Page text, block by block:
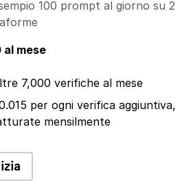
100 prompt al giorno su 2
al mese
7,000 verifiche al mese
per ogni verifica aggiuntiva,
mensilmente